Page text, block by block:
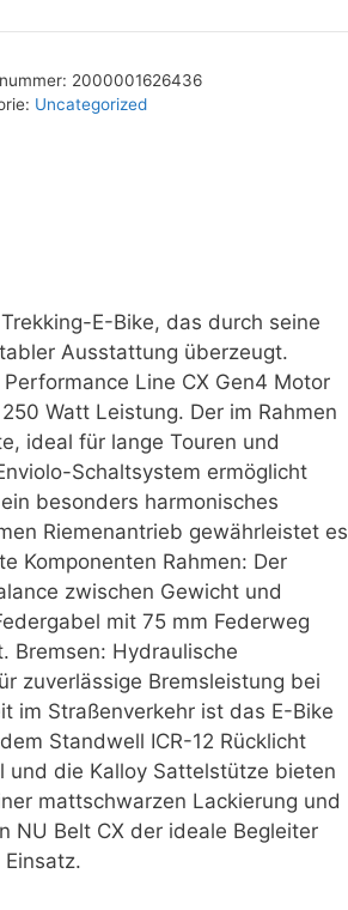
2000001626436
Uncategorized
E-Bike, das durch seine
Ausstattung überzeugt.
Line CX Gen4 Motor
Watt Leistung. Der im Rahmen
ideal für lange Touren und
Schaltsystem ermöglicht
besonders harmonisches
Riemenantrieb gewährleistet es
Komponenten Rahmen: Der
zwischen Gewicht und
mit 75 mm Federweg
Bremsen: Hydraulische
zuverlässige Bremsleistung bei
im Straßenverkehr ist das E-Bike
Standwell ICR-12 Rücklicht
und die Kalloy Sattelstütze bieten
mattschwarzen Lackierung und
NU Belt CX der ideale Begleiter